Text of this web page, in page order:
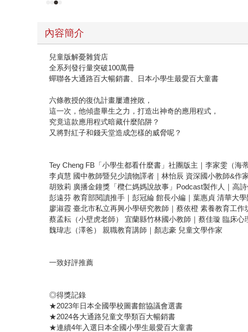
內容簡介
兒童版解憂雜貨店
全系列發行量突破100萬冊
蟬聯各大通路百大暢銷書、日本小學生最愛百大童書
六條教授的復仇計畫屢遭挫敗，
這一次，他傾盡畢生之力，打造出神奇的應用程式，
究竟這款應用程式暗藏什麼陷阱？
又將對紅子和錢天堂造成怎樣的威脅呢？
Tey Cheng FB「小學生都看什麼書」社團版主｜李家雯（海
李貞慧 國中教師暨兒少讀物譯者｜林怡辰 資深國小教師&作家
胡致莉 廣播金鐘獎「欖仁媽媽說故事」Podcast製作人｜高
彭遠芬 教育部閱讀推手｜彭冠綸 館長小編｜葉惠貞 清華大學
廖淑霞 臺北市私立再興小學研究教師｜蔡依橙 素養教育工作
蔡孟耘（小壁虎老師） 宜蘭縣竹林國小教師｜蔡佳璇 臨床心
魏瑋志（澤爸） 親職教育講師｜顏志豪 兒童文學作家
一致好評推薦
◎得獎記錄
★2023年日本全國學校圖書館協議會選書
★2024各大通路兒童文學類百大暢銷書
★連續4年入選日本全國小學生最愛百大童書